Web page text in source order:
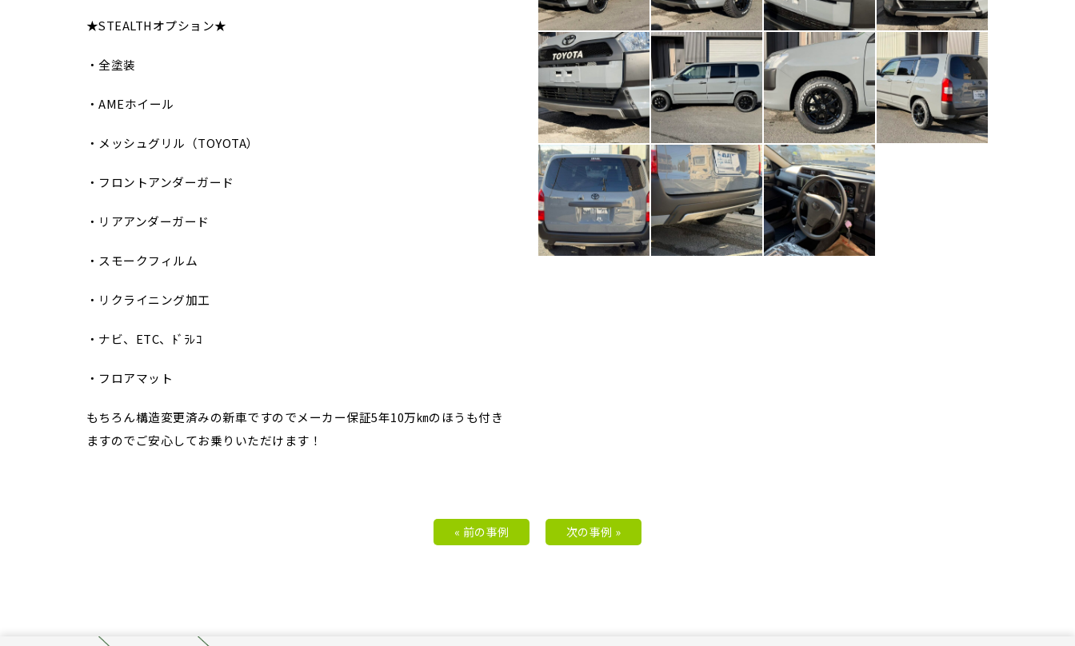
★STEALTHオプション★
・全塗装
・AMEホイール
・メッシュグリル（TOYOTA）
・フロントアンダーガード
・リアアンダーガード
・スモークフィルム
・リクライニング加工
・ナビ、ETC、ﾄﾞﾗﾚｺ
・フロアマット
もちろん構造変更済みの新車ですのでメーカー保証5年10万㎞のほうも付き
ますのでご安心してお乗りいただけます！
« 前の事例 次の事例 »